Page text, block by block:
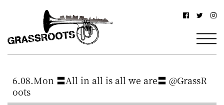
浜
グ
ス
駅
北
西
口
6.08.Mon 〓All in all is all we are〓 @GrassR
oots